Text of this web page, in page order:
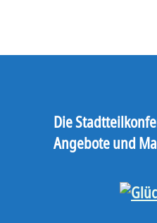
Die
Angebote und